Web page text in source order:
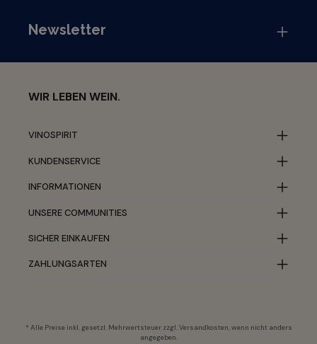
Newsletter
WIR LEBEN WEIN.
VINOSPIRIT
KUNDENSERVICE
INFORMATIONEN
UNSERE COMMUNITIES
SICHER EINKAUFEN
ZAHLUNGSARTEN
* Alle Preise inkl. gesetzl. Mehrwertsteuer zzgl.Versandkosten, wenn nicht anders
angegeben.